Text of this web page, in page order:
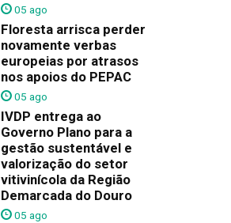
05 ago
Floresta arrisca perder
novamente verbas
europeias por atrasos
nos apoios do PEPAC
05 ago
IVDP entrega ao
Governo Plano para a
gestão sustentável e
valorização do setor
vitivinícola da Região
Demarcada do Douro
05 ago